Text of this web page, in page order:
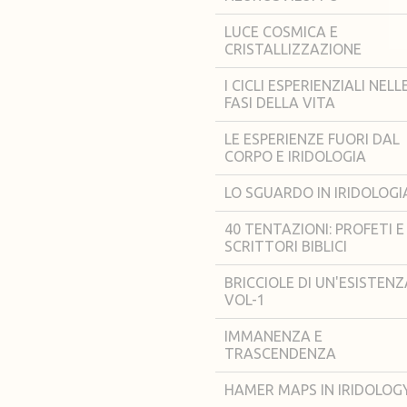
LUCE COSMICA E
CRISTALLIZZAZIONE
I CICLI ESPERIENZIALI
FASI DELLA VITA
LE ESPERIENZE FUORI DAL
CORPO E IRIDOLOGIA
LO SGUARDO IN
40 TENTAZIONI: PROFETI E
SCRITTORI BIBLICI
BRICCIOLE DI
VOL-1
IMMANENZA E
TRASCENDENZA
HAMER MAPS IN